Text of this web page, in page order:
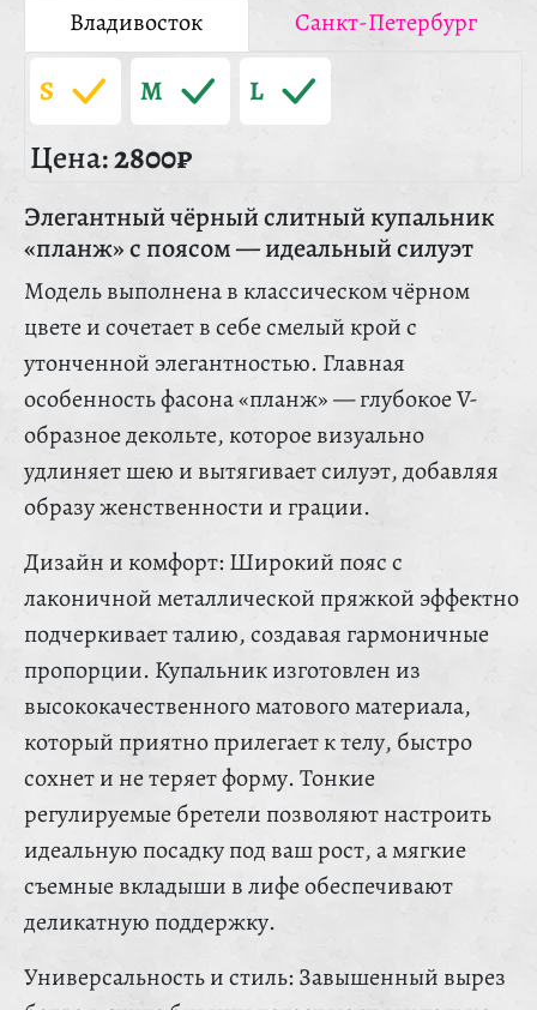
Владивосток
Санкт-Петербург
S M L
Цена:2800₽
Элегантный чёрный слитный купальник
«планж» с поясом — идеальный силуэт
Модель выполнена в классическом чёрном
цвете и сочетает в себе смелый крой с
утонченной элегантностью. Главная
особенность фасона «планж» — глубокое V-
образное декольте, которое визуально
удлиняет шею и вытягивает силуэт, добавляя
образу женственности и грации.
Дизайн и комфорт: Широкий пояс с
лаконичной металлической пряжкой эффектно
подчеркивает талию, создавая гармоничные
пропорции. Купальник изготовлен из
высококачественного матового материала,
который приятно прилегает к телу, быстро
сохнет и не теряет форму. Тонкие
регулируемые бретели позволяют настроить
идеальную посадку под ваш рост, а мягкие
съемные вкладыши в лифе обеспечивают
деликатную поддержку.
Универсальность и стиль: Завышенный вырез